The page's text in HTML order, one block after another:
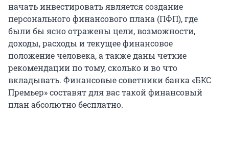
начать инвестировать является создание
персонального финансового плана (ПФП), где
были бы ясно отражены цели, возможности,
доходы, расходы и текущее финансовое
положение человека, а также даны четкие
рекомендации по тому, сколько и во что
вкладывать. Финансовые советники банка «БКС
Премьер» составят для вас такой финансовый
план абсолютно бесплатно.